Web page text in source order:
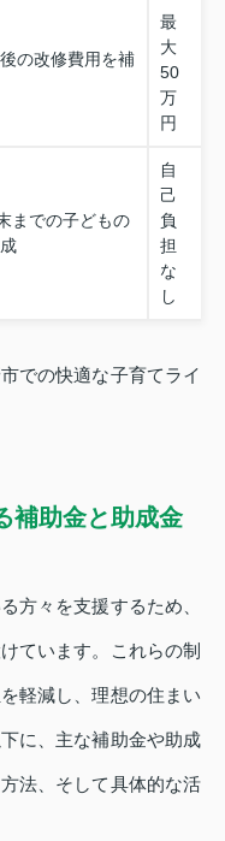
の改修費用を補
最
大
50
万
円
までの子どもの
自
己
負
担
な
し
での快適な子育てライ
補助金と助成金
方々を支援するため、
ています。これらの制
軽減し、理想の住まい
に、主な補助金や助成
法、そして具体的な活